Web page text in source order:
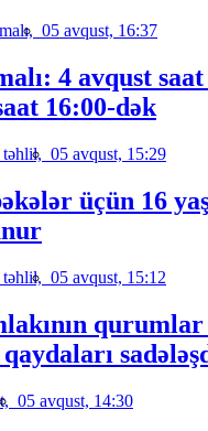
05 avqust, 16:37
4 avqust
16:00-dək
təhlil, 05 avqust, 15:29
üçün 16
təhlil, 05 avqust, 15:12
qurumlar
05 avqust, 14:30